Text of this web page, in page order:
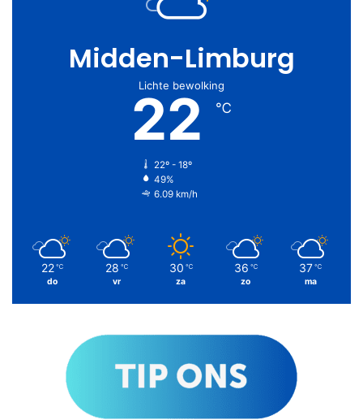
Midden-Limburg
Lichte bewolking
22 ℃
22º - 18º
49%
6.09 km/h
22 ℃
do
28 ℃
vr
30 ℃
za
36 ℃
zo
37 ℃
ma